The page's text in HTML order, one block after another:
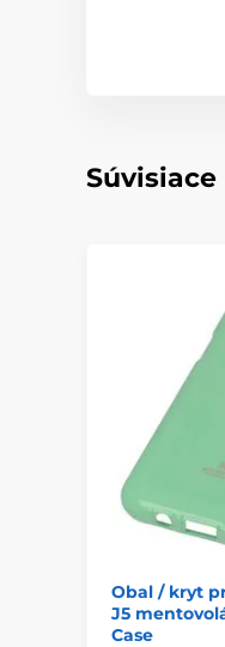
Obal / kryt
J5
Case